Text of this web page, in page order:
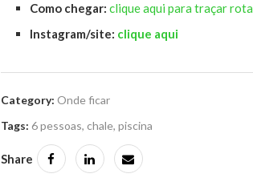
Como chegar: clique aqui para traçar rota
Instagram/site: clique aqui
Category: Onde ficar
Tags: 6 pessoas, chale, piscina
Share